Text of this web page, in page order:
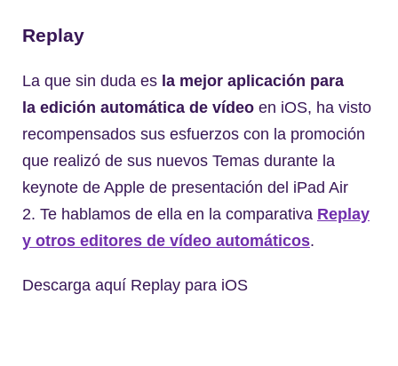
Replay
La que sin duda es la mejor aplicación para
la edición automática de vídeo en iOS, ha visto
recompensados sus esfuerzos con la promoción
que realizó de sus nuevos Temas durante la
keynote de Apple de presentación del iPad Air
2. Te hablamos de ella en la comparativa Replay
y otros editores de vídeo automáticos.
Descarga aquí Replay para iOS